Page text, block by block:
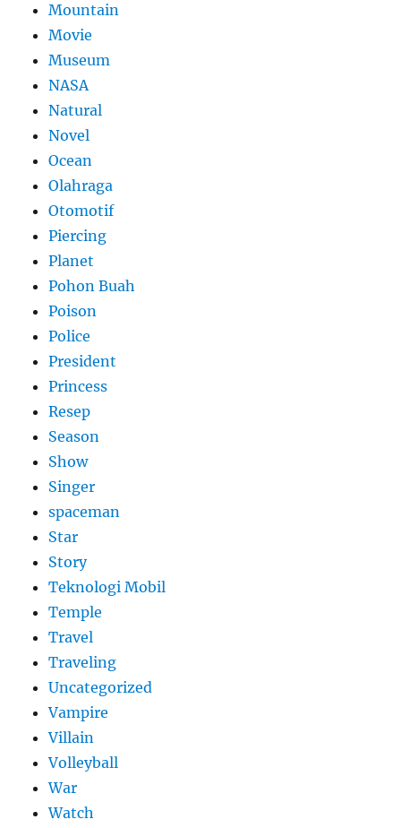
Mountain
Movie
Museum
NASA
Natural
Novel
Ocean
Olahraga
Otomotif
Piercing
Planet
Pohon Buah
Poison
Police
President
Princess
Resep
Season
Show
Singer
spaceman
Star
Story
Teknologi Mobil
Temple
Travel
Traveling
Uncategorized
Vampire
Villain
Volleyball
War
Watch